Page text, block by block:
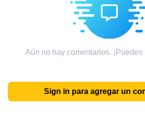
Aún no hay comentarios. ¡Puedes
Sign in para agregar un